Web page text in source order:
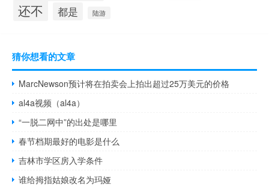
还不 都是 陆游
猜你想看的文章
MarcNewson预计将在拍卖会上拍出超过25万美元的价格
al4a视频（al4a）
“一脱二网中”的出处是哪里
春节档期最好的电影是什么
吉林市学区房入学条件
谁给拇指姑娘改名为玛娅